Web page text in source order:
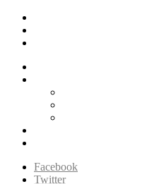
Facebook
Twitter